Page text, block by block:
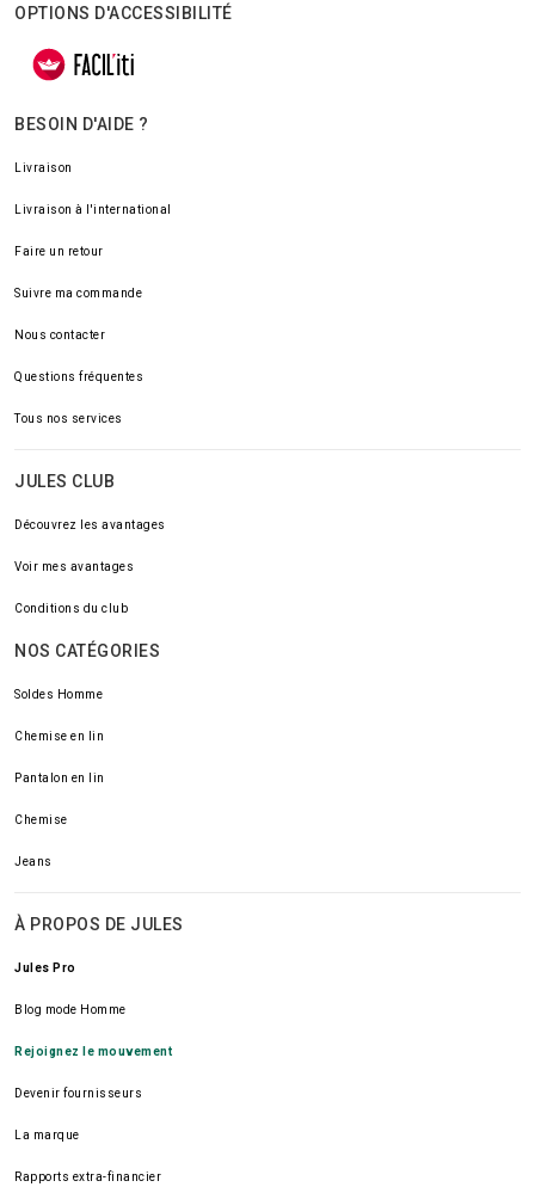
OPTIONS D'ACCESSIBILITÉ
BESOIN D'AIDE ?
Livraison
Livraison à l'international
Faire un retour
Suivre ma commande
Nous contacter
Questions fréquentes
Tous nos services
JULES CLUB
Découvrez les avantages
Voir mes avantages
Conditions du club
NOS CATÉGORIES
Soldes Homme
Chemise en lin
Pantalon en lin
Chemise
Jeans
À PROPOS DE JULES
Jules Pro
Blog mode Homme
Rejoignez le mouvement
Devenir fournisseurs
La marque
Rapports extra-financier